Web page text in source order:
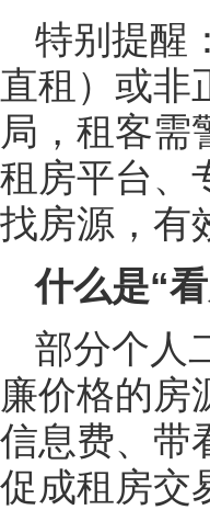
特别提醒
直租）或非
局，租客需
租房平台、
找房源，有
什么是“
部分个人
廉价格的房
信息费、带
促成租房交